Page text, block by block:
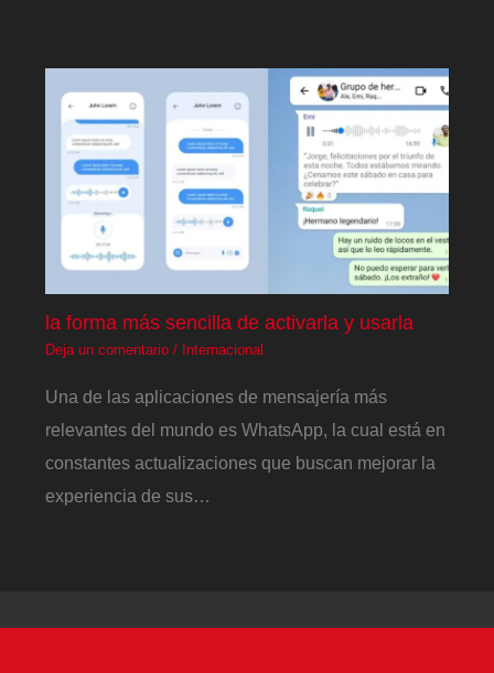
la forma más sencilla de activarla y usarla
Deja un comentario / Internacional
Una de las aplicaciones de mensajería más
relevantes del mundo es WhatsApp, la cual está en
constantes actualizaciones que buscan mejorar la
experiencia de sus…